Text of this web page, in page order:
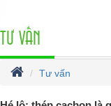
TƯ VẤN
Tư vấn